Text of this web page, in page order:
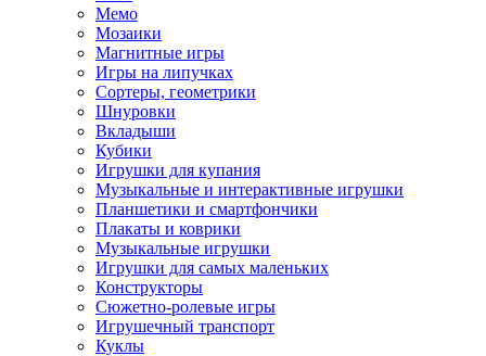
Мемо
Мозаики
Магнитные игры
Игры на липучках
Сортеры, геометрики
Шнуровки
Вкладыши
Кубики
Игрушки для купания
Музыкальные и интерактивные игрушки
Планшетики и смартфончики
Плакаты и коврики
Музыкальные игрушки
Игрушки для самых маленьких
Конструкторы
Сюжетно-ролевые игры
Игрушечный транспорт
Куклы